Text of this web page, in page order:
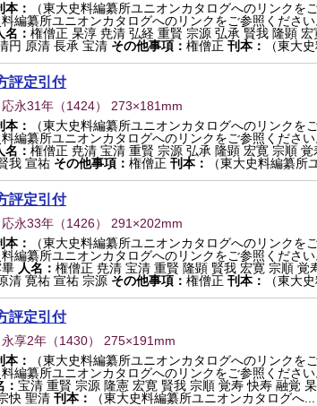
本： （東大史料編纂所ユニオンカタログへのリンクを
料編纂所ユニオンカタログへのリンクをご参照ください
名： 権僧正 杲淳 尭清 弘経 重賢 宗源 弘承 賢我 隆顕
円 原清 長承 宝清 その他事項： 権僧正 刊本： （東大
評定引付
永31年 （1424） 273×181mm
本： （東大史料編纂所ユニオンカタログへのリンクを
料編纂所ユニオンカタログへのリンクをご参照ください
名： 権僧正 尭清 宝清 重賢 宗源 弘承 隆顕 宏寛 宗順
我 宣祐 その他事項： 権僧正 刊本： （東大史料編纂所
評定引付
永33年 （1426） 291×202mm
本： （東大史料編纂所ユニオンカタログへのリンクを
料編纂所ユニオンカタログへのリンクをご参照ください
人名： 権僧正 尭清 宝清 重賢 隆顕 賢我 宏寛 宗順 覚
清 寛祐 宣祐 宗源 その他事項： 権僧正 刊本： （東大
評定引付
享2年 （1430） 275×191mm
本： （東大史料編纂所ユニオンカタログへのリンクを
料編纂所ユニオンカタログへのリンクをご参照ください
： 宝清 重賢 宗源 隆憲 宏寛 賢我 宗順 覚寿 快寿 融覚
快 聖清 刊本： （東大史料編纂所ユニオンカタログへ...